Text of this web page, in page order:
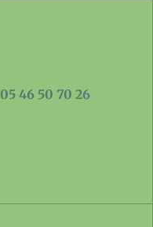
05 46 50 70 26